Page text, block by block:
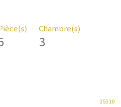
Chambre(s)
3
35310